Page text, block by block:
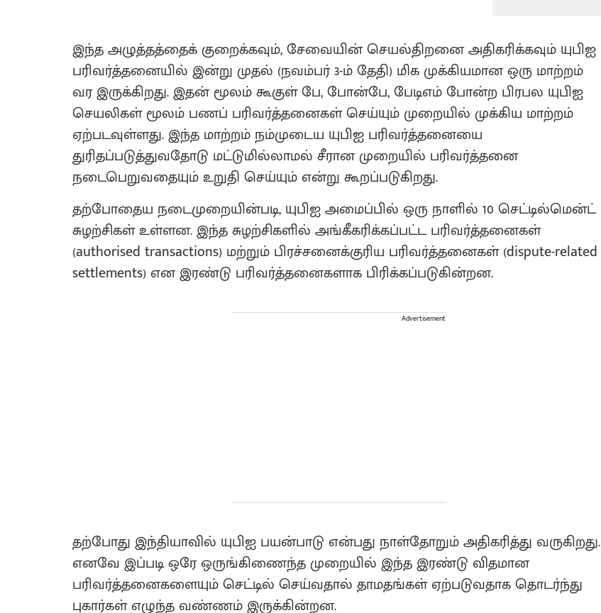
இந்த அழுத்தத்தைக் குறைக்கவும், சேவையின் செயல்திறனை அதிகரிக்கவும் யுபிஐ
பரிவர்த்தனையில் இன்று முதல் (நவம்பர் 3-ம் தேதி) மிக முக்கியமான ஒரு மாற்றம்
வர இருக்கிறது. இதன் மூலம் கூகுள் பே, போன்பே, பேடிஎம் போன்ற பிரபல யுபிஐ
செயலிகள் மூலம் பணப் பரிவர்த்தனைகள் செய்யும் முறையில் முக்கிய மாற்றம்
ஏற்படவுள்ளது. இந்த மாற்றம் நம்முடைய யுபிஐ பரிவர்த்தனையை
துரிதப்படுத்துவதோடு மட்டுமில்லாமல் சீரான முறையில் பரிவர்த்தனை
நடைபெறுவதையும் உறுதி செய்யும் என்று கூறப்படுகிறது.
தற்போதைய நடைமுறையின்படி, யுபிஐ அமைப்பில் ஒரு நாளில் 10 செட்டில்மென்ட்
சுழற்சிகள் உள்ளன. இந்த சுழற்சிகளில் அங்கீகரிக்கப்பட்ட பரிவர்த்தனைகள்
(authorised transactions) மற்றும் பிரச்சனைக்குரிய பரிவர்த்தனைகள் (dispute-related
settlements) என இரண்டு பரிவர்த்தனைகளாக பிரிக்கப்படுகின்றன.
Advertisement
தற்போது இந்தியாவில் யுபிஐ பயன்பாடு என்பது நாள்தோறும் அதிகரித்து வருகிறது.
எனவே இப்படி ஒரே ஒருங்கிணைந்த முறையில் இந்த இரண்டு விதமான
பரிவர்த்தனைகளையும் செட்டில் செய்வதால் தாமதங்கள் ஏற்படுவதாக தொடர்ந்து
புகார்கள் எழுந்த வண்ணம் இருக்கின்றன.